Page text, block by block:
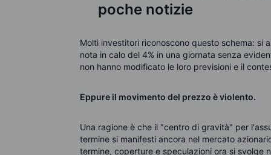
poche notizie
Molti investitori riconoscono questo schema: si
nota in calo del 4% in una giornata senza
non hanno modificato le loro previsioni e il
Eppure il movimento del prezzo è violento.
Una ragione è che il "centro di gravità" per
termine si manifesti ancora nel mercato
termine, coperture e speculazioni ora si svolge